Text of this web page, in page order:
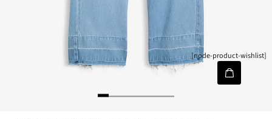
[node-product-wishlist]